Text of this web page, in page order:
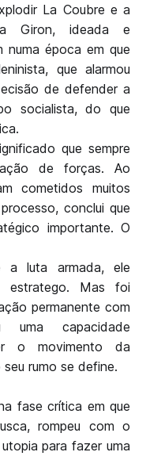
La Coubre e a
Giron, ideada e
numa época em que
que alarmou
de defender a
socialista, do que
que sempre
de forças. Ao
cometidos muitos
conclui que
importante. O
a luta armada, ele
estratego. Mas foi
permanente com
uma capacidade
o movimento da
rumo se define.
fase crítica em que
rompeu com o
para fazer uma